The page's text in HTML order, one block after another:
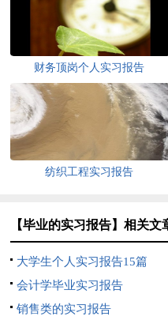
财务顶岗个人实习报告
纺织工程实习报告
【毕业的实习报告】相关文
大学生个人实习报告15篇
会计学毕业实习报告
销售类的实习报告